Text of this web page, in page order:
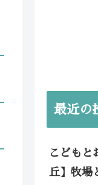
最近の
こどもと
丘】牧場